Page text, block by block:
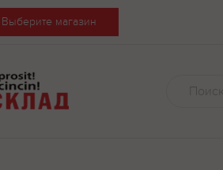
Выберите магазин